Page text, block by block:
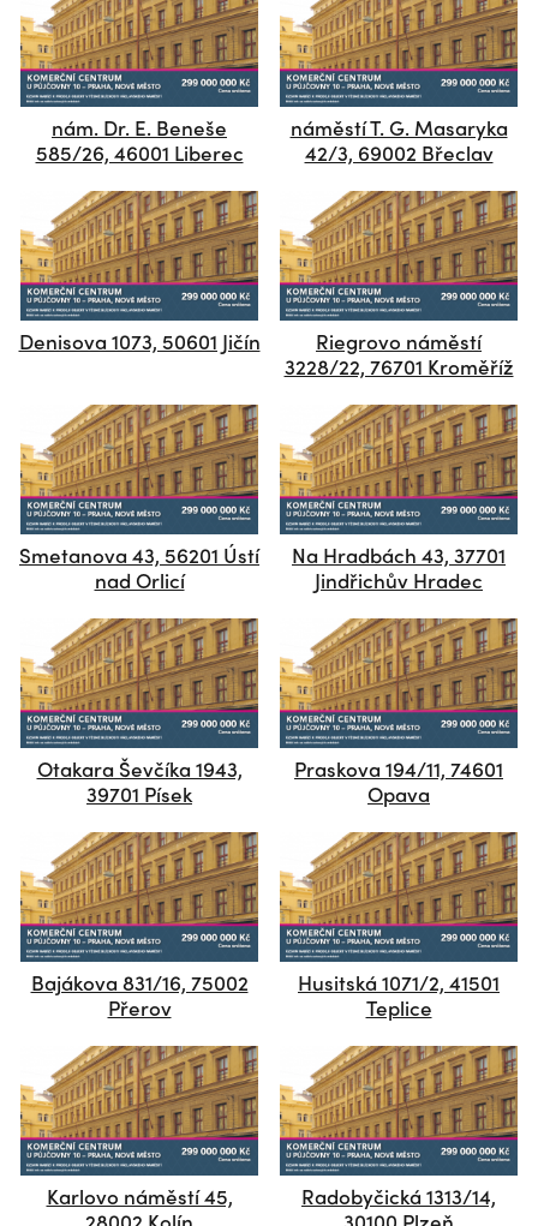
nám. Dr. E. Beneše
585/26, 46001 Liberec
náměstí T. G. Masaryka
42/3, 69002 Břeclav
Denisova 1073, 50601 Jičín
Riegrovo náměstí
3228/22, 76701 Kroměříž
Smetanova 43, 56201 Ústí
nad Orlicí
Na Hradbách 43, 37701
Jindřichův Hradec
Otakara Ševčíka 1943,
39701 Písek
Praskova 194/11, 74601
Opava
Bajákova 831/16, 75002
Přerov
Husitská 1071/2, 41501
Teplice
Karlovo náměstí 45,
Radobyčická 1313/14,